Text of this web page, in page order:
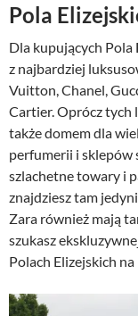
Pola
Dla kupujących Pola
z najbardziej
Vuitton, Chanel,
Cartier. Oprócz tych
także domem dla
perfumerii i sklepów
szlachetne towary i
znajdziesz tam
Zara również mają
szukasz
Polach Elizejskich